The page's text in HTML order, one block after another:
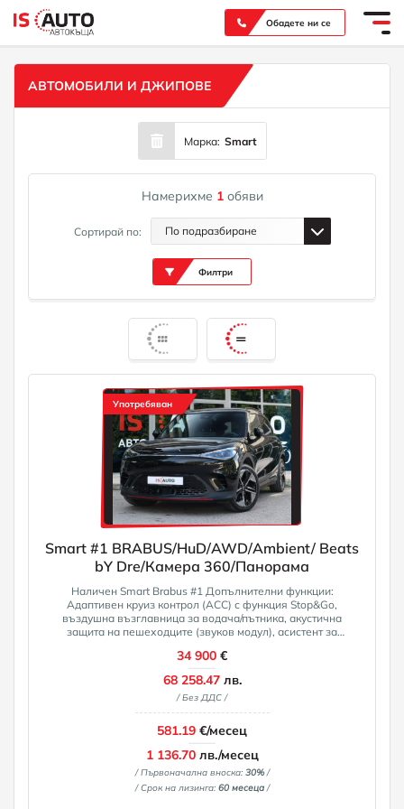
Обадете ни се
АВТОМОБИЛИ И ДЖИПОВЕ
Марка: Smart
Намерихме 1 обяви
Сортирай по: По подразбиране
Филтри
Употребяван
Smart #1 BRABUS/HuD/AWD/Ambient/ Beats
bY Dre/Камера 360/Панорама
Наличен Smart Brabus #1 Допълнителни функции:
Адаптивен круиз контрол (ACC) с функция Stop&Go,
въздушна възглавница за водача/пътника, акустична
защита на пешеходците (звуков модул), асистент за
задвижване на всички колела, full LCD HD арматурно табло
(9.2" цветен дисплей), аудио навигационна система, функция
за автоматично задържане, функция за автоматично
поддържане на светлините (Follow me home), електрически
регулируеми, отопляеми и сгъваеми външни огледала със
спускане на огледалата, памет, външни огледала с
автоматично затъмняване, външни огледала с функция за
автоматично спускане, външни огледала с амбиентно
осветление и функция за прожектиране, предни и задни
мигачи със светлини за движение, Bluetooth интерфейс,
спирачен асистент, регенерация на спирачната енергия
34 900 €
68 258.47лв.
/ Без ДДС /
581.19 €/месец
1 136.70лв./месец
/ Първоначална вноска: 30%/
/ Срок на лизинга: 60 месеца/